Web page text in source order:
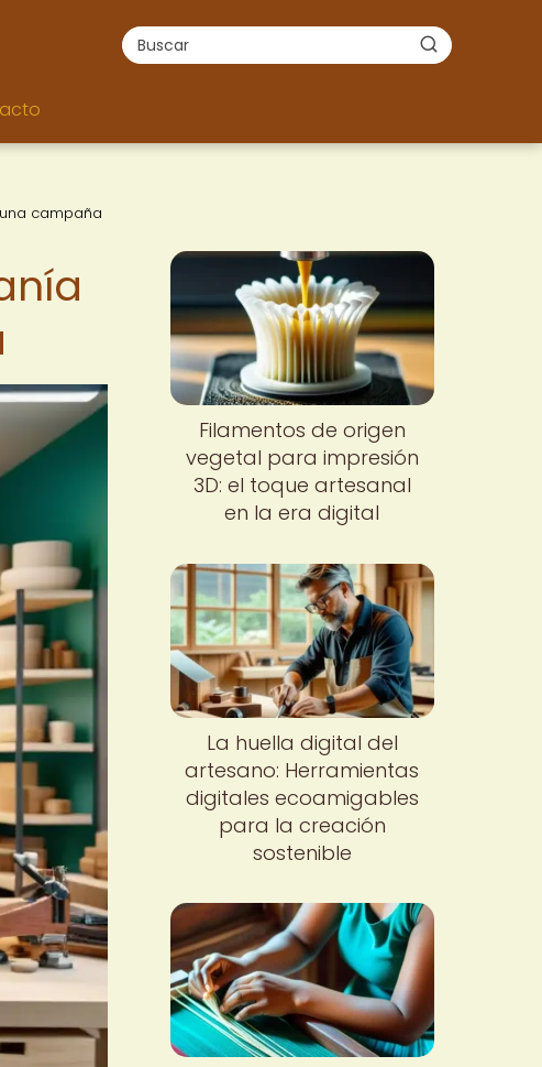
campaña
Filamentos de origen
vegetal para impresión
3D: el toque artesanal
en la era digital
La huella digital del
artesano: Herramientas
digitales ecoamigables
para la creación
sostenible